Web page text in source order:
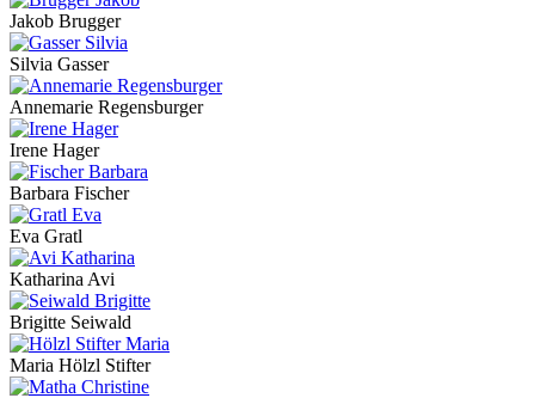
Jakob Brugger
Silvia Gasser
Annemarie Regensburger
Irene Hager
Barbara Fischer
Eva Gratl
Katharina Avi
Brigitte Seiwald
Maria Hölzl Stifter